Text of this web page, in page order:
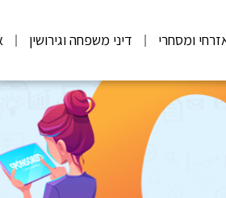
ומסחרי דיני משפחה וגירושין